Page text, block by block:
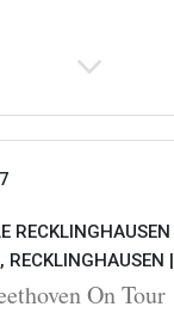
RECKLINGHAUSEN
RECKLINGHAUSEN |
On Tour